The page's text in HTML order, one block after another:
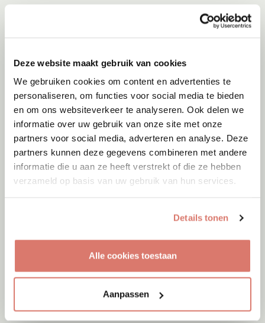
Deze website maakt gebruik van cookies
We gebruiken cookies om content en advertenties te
personaliseren, om functies voor social media te bieden
en om ons websiteverkeer te analyseren. Ook delen we
informatie over uw gebruik van onze site met onze
partners voor social media, adverteren en analyse. Deze
partners kunnen deze gegevens combineren met andere
informatie die u aan ze heeft verstrekt of die ze hebben
verzameld op basis van uw gebruik van hun services.
Details tonen
Alle cookies toestaan
Aanpassen
Adoptie
Menen